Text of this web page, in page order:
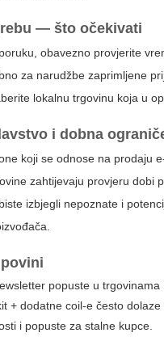
— što očekivati
obavezno provjerite
za narudžbe zaprimljene
lokalnu trgovinu koja u
i dobna
koji se odnose na prodaju
zahtijevaju provjeru dobi
izbjegli nepoznate i
popuste u
+ dodatne coil-e često dolaze
i popuste za stalne kupce.